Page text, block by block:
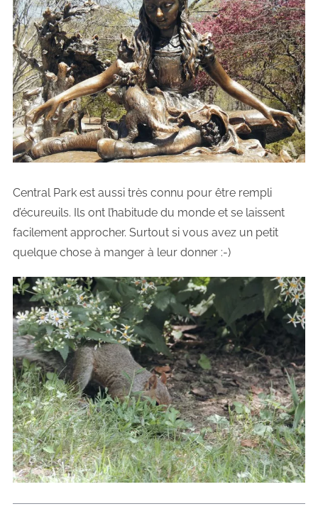
Central Park est aussi très connu pour être rempli
d’écureuils. Ils ont l’habitude du monde et se laissent
facilement approcher. Surtout si vous avez un petit
quelque chose à manger à leur donner :-)